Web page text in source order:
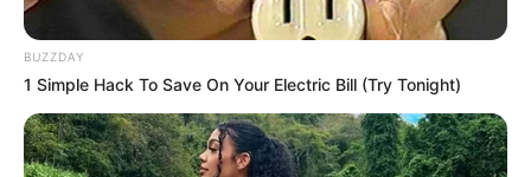
Tinggi, Berat & Penampilan Fisik
Tinggi: – cm
Berat: – kg
Golongan Darah: –
BUZZDAY
1 Simple Hack To Save On Your Electric Bill (Try Tonight)